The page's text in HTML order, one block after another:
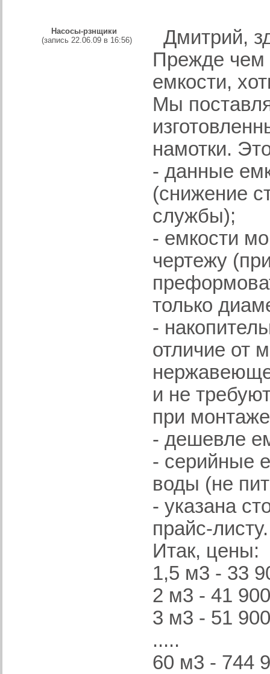
Насосы-рзнщики
(запись 22.06.09 в 16:56)
Дмитрий,
Прежде чем
емкости,
Мы
намотки.
- данные
(снижение
службы);
- емкости
чертежу
только
-
отличие от
и не
при
- дешевле
- серийные
воды (не
- указана
прайс-листу.
Итак, цены:
1,5 м3 - 33
2 м3 - 41
3 м3 - 51
.....
60 м3 - 744